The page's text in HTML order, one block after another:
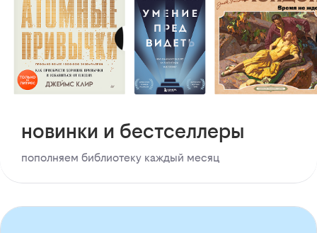
новинки и бестселлеры
пополняем библиотеку каждый месяц